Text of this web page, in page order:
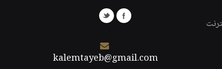
kalemtayeb@gmail.com